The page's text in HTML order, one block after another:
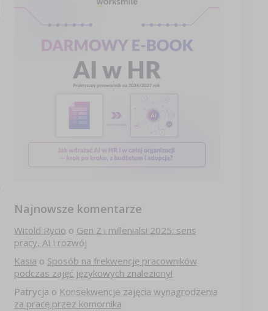
Najnowsze komentarze
Witold Rycio o Gen Z i millenialsi 2025: sens
pracy, AI i rozwój
Kasia o Sposób na frekwencję pracowników
podczas zajęć językowych znaleziony!
Patrycja o Konsekwencje zajęcia wynagrodzenia
za pracę przez komornika